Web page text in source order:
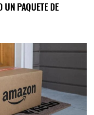
UN PAQUETE DE